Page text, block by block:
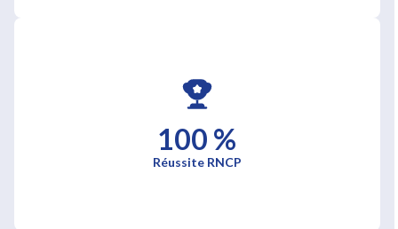
100 %
Réussite RNCP